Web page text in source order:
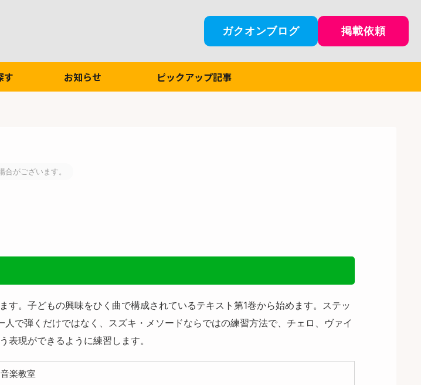
ガクオンブログ 掲載依頼
す お知らせ ピックアップ記事
がございます。
。子どもの興味をひく曲で構成されているテキスト第1巻から始めます。ステッ
で弾くだけではなく、スズキ・メソードならではの練習方法で、チェロ、ヴァイ
現ができるように練習します。
楽教室